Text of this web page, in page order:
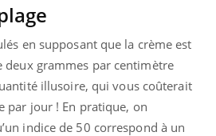
en supposant que la crème est
deux grammes par centimètre
illusoire, qui vous coûterait
par jour ! En pratique, on
indice de 50 correspond à un